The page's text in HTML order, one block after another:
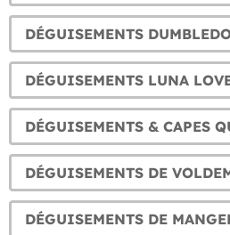
DÉGUISEMENTS
DÉGUISEMENTS LUNA
DÉGUISEMENTS & CAPES
DÉGUISEMENTS DE
DÉGUISEMENTS DE